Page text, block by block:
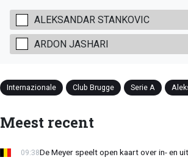
ALEKSANDAR STANKOVIC
ARDON JASHARI
Internazionale Club Brugge Serie A
Meest recent
De Meyer speelt open kaart over in- en
09:38